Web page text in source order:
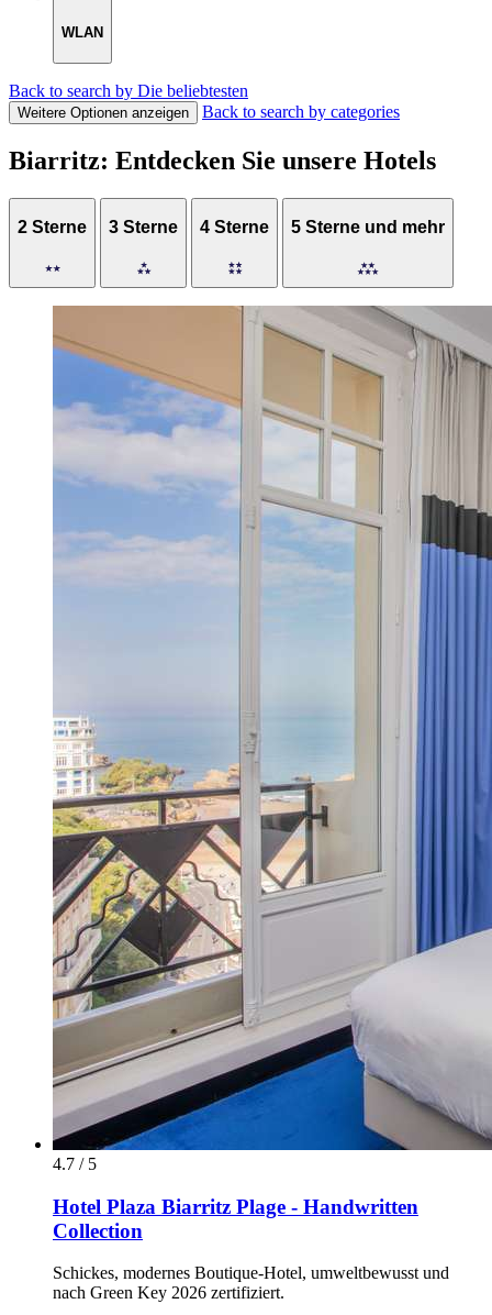
WLAN
Back to search by Die beliebtesten
Weitere Optionen anzeigen Back to search by categories
Biarritz: Entdecken Sie unsere Hotels
2 Sterne 3 Sterne 4 Sterne 5 Sterne und mehr
4.7 / 5
Hotel Plaza Biarritz Plage - Handwritten
Collection
Schickes, modernes Boutique-Hotel, umweltbewusst und
nach Green Key 2026 zertifiziert.